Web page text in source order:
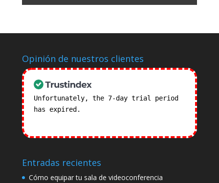
Opinión de nuestros clientes
Unfortunately, the 7-day trial period
has expired.
Entradas recientes
Cómo equipar tu sala de videoconferencia